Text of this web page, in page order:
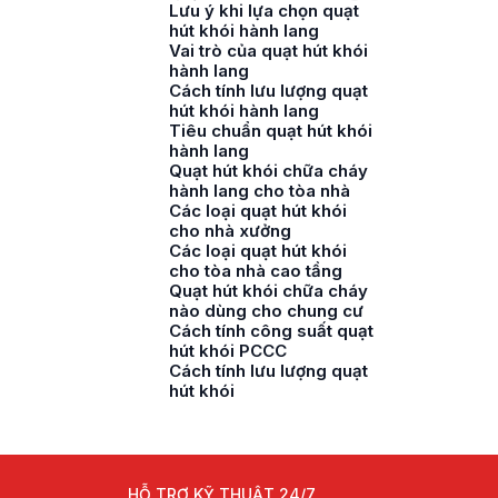
Lưu ý khi lựa chọn quạt
hút khói hành lang
Vai trò của quạt hút khói
hành lang
Cách tính lưu lượng quạt
hút khói hành lang
Tiêu chuẩn quạt hút khói
hành lang
Quạt hút khói chữa cháy
hành lang cho tòa nhà
Các loại quạt hút khói
cho nhà xưởng
Các loại quạt hút khói
cho tòa nhà cao tầng
Quạt hút khói chữa cháy
nào dùng cho chung cư
Cách tính công suất quạt
hút khói PCCC
Cách tính lưu lượng quạt
hút khói
HỖ TRỢ KỸ THUẬT 24/7